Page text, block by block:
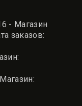
- Магазин
заказов: